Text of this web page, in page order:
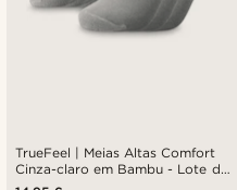
TrueFeel | Meias Altas Comfort
Cinza-claro em Bambu - Lote de
3